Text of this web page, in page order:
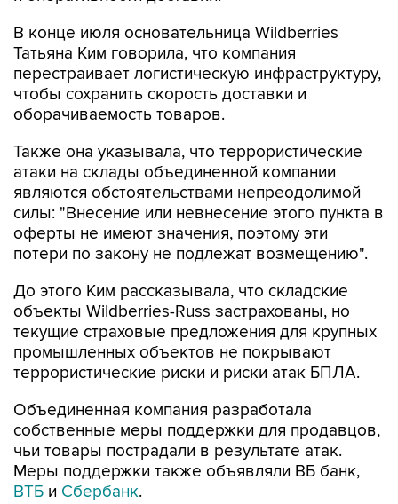
В конце июля основательница Wildberries
Татьяна Ким говорила, что компания
перестраивает логистическую инфраструктуру,
чтобы сохранить скорость доставки и
оборачиваемость товаров.
Также она указывала, что террористические
атаки на склады объединенной компании
являются обстоятельствами непреодолимой
силы: "Внесение или невнесение этого пункта в
оферты не имеют значения, поэтому эти
потери по закону не подлежат возмещению".
До этого Ким рассказывала, что складские
объекты Wildberries-Russ застрахованы, но
текущие страховые предложения для крупных
промышленных объектов не покрывают
террористические риски и риски атак БПЛА.
Объединенная компания разработала
собственные меры поддержки для продавцов,
чьи товары пострадали в результате атак.
Меры поддержки также объявляли ВБ банк,
ВТБ и Сбербанк.